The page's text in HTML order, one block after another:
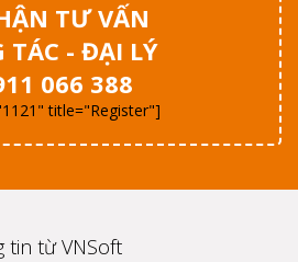
TƯ VẤN
TÁC - ĐẠI LÝ
066 388
title="Register"]
tin từ VNSoft